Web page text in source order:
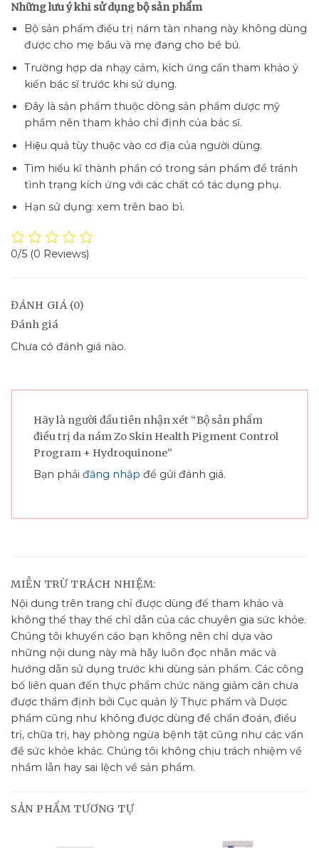
Những lưu ý khi sử dụng bộ sản phẩm
Bộ sản phẩm điều trị nám tàn nhang này không dùng
được cho mẹ bầu và mẹ đang cho bé bú.
Trường hợp da nhạy cảm, kích ứng cần tham khảo ý
kiến bác sĩ trước khi sử dụng.
Đây là sản phẩm thuộc dòng sản phẩm dược mỹ
phẩm nên tham khảo chỉ định của bác sĩ.
Hiệu quả tùy thuộc vào cơ địa của người dùng.
Tìm hiểu kĩ thành phần có trong sản phẩm để tránh
tình trạng kích ứng với các chất có tác dụng phụ.
Hạn sử dụng: xem trên bao bì.
0/5 (0 Reviews)
ĐÁNH GIÁ (0)
Đánh giá
Chưa có đánh giá nào.
Hãy là người đầu tiên nhận xét “Bộ sản phẩm
điều trị da nám Zo Skin Health Pigment Control
Program + Hydroquinone”
Bạn phải đăng nhập để gửi đánh giá.
MIỄN TRỪ TRÁCH NHIỆM:
Nội dung trên trang chỉ được dùng để tham khảo và
không thể thay thế chỉ dẫn của các chuyên gia sức khỏe.
Chúng tôi khuyến cáo bạn không nên chỉ dựa vào
những nội dung này mà hãy luôn đọc nhãn mác và
hướng dẫn sử dụng trước khi dùng sản phẩm. Các công
bố liên quan đến thực phẩm chức năng giảm cân chưa
được thẩm định bởi Cục quản lý Thực phẩm và Dược
phẩm cũng như không được dùng để chẩn đoán, điều
trị, chữa trị, hay phòng ngừa bệnh tật cũng như các vấn
đề sức khỏe khác. Chúng tôi không chịu trách nhiệm về
nhầm lẫn hay sai lệch về sản phẩm.
SẢN PHẨM TƯƠNG TỰ